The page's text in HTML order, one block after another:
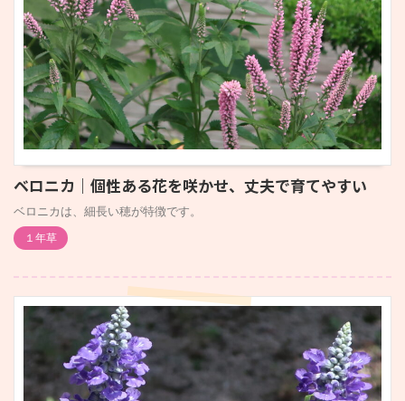
ベロニカ｜個性ある花を咲かせ、丈夫で育てやすい
ベロニカは、細長い穂が特徴です。
１年草